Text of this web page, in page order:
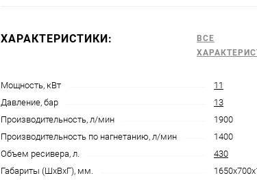
ХАРАКТЕРИСТИКИ:
ВСЕ
Мощность, кВт
11
Давление, бар
13
Производительность, л/мин
1900
Производительность по нагнетанию, л/мин
1400
Объем ресивера, л.
430
Габариты (ШхВхГ), мм.